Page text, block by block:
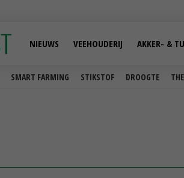
SMART FARMING STIKSTOF DROOGTE
NIEUWS VEEHOUDERIJ AKKER- &